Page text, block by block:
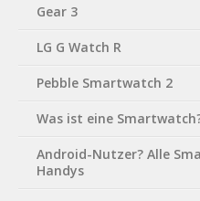
Gear 3
LG G Watch R
Pebble Smartwatch 2
Was ist eine
Android-Nutzer? Alle
Handys